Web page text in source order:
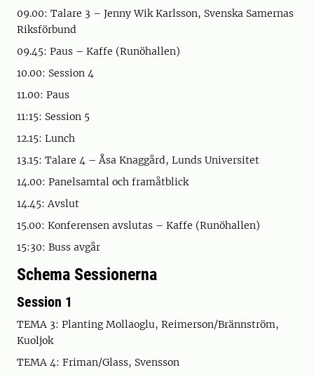
09.00: Talare 3 – Jenny Wik Karlsson, Svenska Samernas
Riksförbund
09.45: Paus – Kaffe (Runöhallen)
10.00: Session 4
11.00: Paus
11:15: Session 5
12.15: Lunch
13.15: Talare 4 – Åsa Knaggård, Lunds Universitet
14.00: Panelsamtal och framåtblick
14.45: Avslut
15.00: Konferensen avslutas – Kaffe (Runöhallen)
15:30: Buss avgår
Schema Sessionerna
Session 1
TEMA 3: Planting Mollaoglu, Reimerson/Brännström,
Kuoljok
TEMA 4: Friman/Glass, Svensson